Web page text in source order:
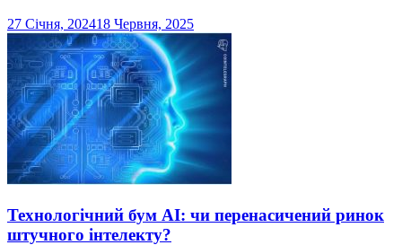
27 Січня, 202418 Червня, 2025
Технологічний бум AI: чи перенасичений ринок
штучного інтелекту?